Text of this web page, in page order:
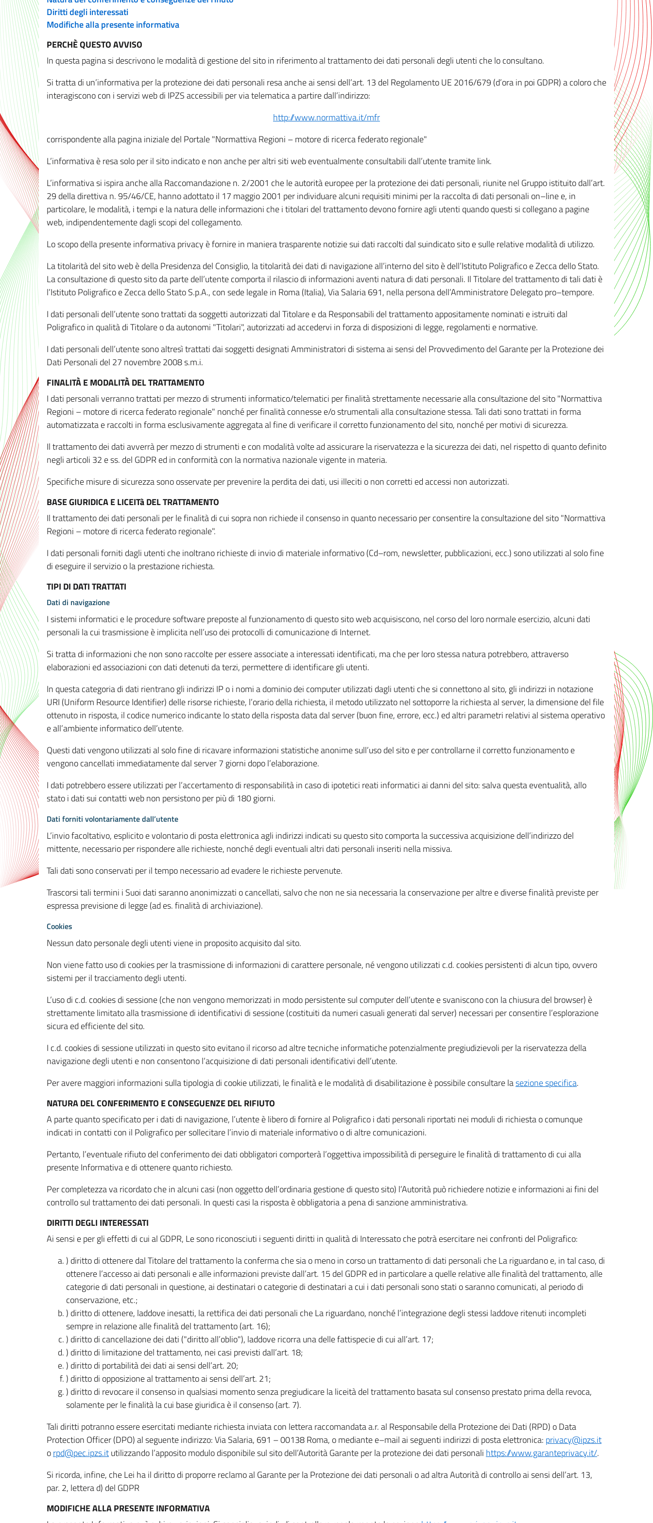
Diritti degli interessati
Modifiche alla presente informativa
PERCHÈ QUESTO AVVISO
In questa pagina si descrivono le modalità di gestione del sito in riferimento al trattamento dei dati personali degli utenti che lo consultano.
Si tratta di un’informativa per la protezione dei dati personali resa anche ai sensi dell’art. 13 del Regolamento UE 2016/679 (d’ora in poi GDPR) a coloro che
interagiscono con i servizi web di IPZS accessibili per via telematica a partire dall’indirizzo:
http://www.normattiva.it/mfr
corrispondente alla pagina iniziale del Portale "Normattiva Regioni – motore di ricerca federato regionale"
L’informativa è resa solo per il sito indicato e non anche per altri siti web eventualmente consultabili dall’utente tramite link.
L’informativa si ispira anche alla Raccomandazione n. 2/2001 che le autorità europee per la protezione dei dati personali, riunite nel Gruppo istituito dall’art.
29 della direttiva n. 95/46/CE, hanno adottato il 17 maggio 2001 per individuare alcuni requisiti minimi per la raccolta di dati personali on–line e, in
particolare, le modalità, i tempi e la natura delle informazioni che i titolari del trattamento devono fornire agli utenti quando questi si collegano a pagine
web, indipendentemente dagli scopi del collegamento.
Lo scopo della presente informativa privacy è fornire in maniera trasparente notizie sui dati raccolti dal suindicato sito e sulle relative modalità di utilizzo.
La titolarità del sito web è della Presidenza del Consiglio, la titolarità dei dati di navigazione all’interno del sito è dell’Istituto Poligrafico e Zecca dello Stato.
La consultazione di questo sito da parte dell’utente comporta il rilascio di informazioni aventi natura di dati personali. Il Titolare del trattamento di tali dati è
l’Istituto Poligrafico e Zecca dello Stato S.p.A., con sede legale in Roma (Italia), Via Salaria 691, nella persona dell’Amministratore Delegato pro–tempore.
I dati personali dell’utente sono trattati da soggetti autorizzati dal Titolare e da Responsabili del trattamento appositamente nominati e istruiti dal
Poligrafico in qualità di Titolare o da autonomi "Titolari", autorizzati ad accedervi in forza di disposizioni di legge, regolamenti e normative.
I dati personali dell’utente sono altresì trattati dai soggetti designati Amministratori di sistema ai sensi del Provvedimento del Garante per la Protezione dei
Dati Personali del 27 novembre 2008 s.m.i.
FINALITÀ E MODALITÀ DEL TRATTAMENTO
I dati personali verranno trattati per mezzo di strumenti informatico/telematici per finalità strettamente necessarie alla consultazione del sito "Normattiva
Regioni – motore di ricerca federato regionale" nonché per finalità connesse e/o strumentali alla consultazione stessa. Tali dati sono trattati in forma
automatizzata e raccolti in forma esclusivamente aggregata al fine di verificare il corretto funzionamento del sito, nonché per motivi di sicurezza.
Il trattamento dei dati avverrà per mezzo di strumenti e con modalità volte ad assicurare la riservatezza e la sicurezza dei dati, nel rispetto di quanto definito
negli articoli 32 e ss. del GDPR ed in conformità con la normativa nazionale vigente in materia.
Specifiche misure di sicurezza sono osservate per prevenire la perdita dei dati, usi illeciti o non corretti ed accessi non autorizzati.
BASE GIURIDICA E LICEITà DEL TRATTAMENTO
Il trattamento dei dati personali per le finalità di cui sopra non richiede il consenso in quanto necessario per consentire la consultazione del sito "Normattiva
Regioni – motore di ricerca federato regionale".
I dati personali forniti dagli utenti che inoltrano richieste di invio di materiale informativo (Cd–rom, newsletter, pubblicazioni, ecc.) sono utilizzati al solo fine
di eseguire il servizio o la prestazione richiesta.
TIPI DI DATI TRATTATI
Dati di navigazione
I sistemi informatici e le procedure software preposte al funzionamento di questo sito web acquisiscono, nel corso del loro normale esercizio, alcuni dati
personali la cui trasmissione è implicita nell’uso dei protocolli di comunicazione di Internet.
Si tratta di informazioni che non sono raccolte per essere associate a interessati identificati, ma che per loro stessa natura potrebbero, attraverso
elaborazioni ed associazioni con dati detenuti da terzi, permettere di identificare gli utenti.
In questa categoria di dati rientrano gli indirizzi IP o i nomi a dominio dei computer utilizzati dagli utenti che si connettono al sito, gli indirizzi in notazione
URI (Uniform Resource Identifier) delle risorse richieste, l’orario della richiesta, il metodo utilizzato nel sottoporre la richiesta al server, la dimensione del file
ottenuto in risposta, il codice numerico indicante lo stato della risposta data dal server (buon fine, errore, ecc.) ed altri parametri relativi al sistema operativo
e all’ambiente informatico dell’utente.
Questi dati vengono utilizzati al solo fine di ricavare informazioni statistiche anonime sull’uso del sito e per controllarne il corretto funzionamento e
vengono cancellati immediatamente dal server 7 giorni dopo l’elaborazione.
I dati potrebbero essere utilizzati per l’accertamento di responsabilità in caso di ipotetici reati informatici ai danni del sito: salva questa eventualità, allo
stato i dati sui contatti web non persistono per più di 180 giorni.
Dati forniti volontariamente dall’utente
L’invio facoltativo, esplicito e volontario di posta elettronica agli indirizzi indicati su questo sito comporta la successiva acquisizione dell’indirizzo del
mittente, necessario per rispondere alle richieste, nonché degli eventuali altri dati personali inseriti nella missiva.
Tali dati sono conservati per il tempo necessario ad evadere le richieste pervenute.
Trascorsi tali termini i Suoi dati saranno anonimizzati o cancellati, salvo che non ne sia necessaria la conservazione per altre e diverse finalità previste per
espressa previsione di legge (ad es. finalità di archiviazione).
Cookies
Nessun dato personale degli utenti viene in proposito acquisito dal sito.
Non viene fatto uso di cookies per la trasmissione di informazioni di carattere personale, né vengono utilizzati c.d. cookies persistenti di alcun tipo, ovvero
sistemi per il tracciamento degli utenti.
L’uso di c.d. cookies di sessione (che non vengono memorizzati in modo persistente sul computer dell’utente e svaniscono con la chiusura del browser) è
strettamente limitato alla trasmissione di identificativi di sessione (costituiti da numeri casuali generati dal server) necessari per consentire l’esplorazione
sicura ed efficiente del sito.
I c.d. cookies di sessione utilizzati in questo sito evitano il ricorso ad altre tecniche informatiche potenzialmente pregiudizievoli per la riservatezza della
navigazione degli utenti e non consentono l’acquisizione di dati personali identificativi dell’utente.
Per avere maggiori informazioni sulla tipologia di cookie utilizzati, le finalità e le modalità di disabilitazione è possibile consultare lasezione specifica.
NATURA DEL CONFERIMENTO E CONSEGUENZE DEL RIFIUTO
A parte quanto specificato per i dati di navigazione, l’utente è libero di fornire al Poligrafico i dati personali riportati nei moduli di richiesta o comunque
indicati in contatti con il Poligrafico per sollecitare l’invio di materiale informativo o di altre comunicazioni.
Pertanto, l’eventuale rifiuto del conferimento dei dati obbligatori comporterà l’oggettiva impossibilità di perseguire le finalità di trattamento di cui alla
presente Informativa e di ottenere quanto richiesto.
Per completezza va ricordato che in alcuni casi (non oggetto dell’ordinaria gestione di questo sito) l’Autorità può richiedere notizie e informazioni ai fini del
controllo sul trattamento dei dati personali. In questi casi la risposta è obbligatoria a pena di sanzione amministrativa.
DIRITTI DEGLI INTERESSATI
Ai sensi e per gli effetti di cui al GDPR, Le sono riconosciuti i seguenti diritti in qualità di Interessato che potrà esercitare nei confronti del Poligrafico:
) diritto di ottenere dal Titolare del trattamento la conferma che sia o meno in corso un trattamento di dati personali che La riguardano e, in tal caso, di
ottenere l’accesso ai dati personali e alle informazioni previste dall’art. 15 del GDPR ed in particolare a quelle relative alle finalità del trattamento, alle
categorie di dati personali in questione, ai destinatari o categorie di destinatari a cui i dati personali sono stati o saranno comunicati, al periodo di
conservazione, etc.;
) diritto di ottenere, laddove inesatti, la rettifica dei dati personali che La riguardano, nonché l’integrazione degli stessi laddove ritenuti incompleti
sempre in relazione alle finalità del trattamento (art. 16);
) diritto di cancellazione dei dati ("diritto all’oblio"), laddove ricorra una delle fattispecie di cui all’art. 17;
) diritto di limitazione del trattamento, nei casi previsti dall’art. 18;
) diritto di portabilità dei dati ai sensi dell’art. 20;
) diritto di opposizione al trattamento ai sensi dell’art. 21;
) diritto di revocare il consenso in qualsiasi momento senza pregiudicare la liceità del trattamento basata sul consenso prestato prima della revoca,
solamente per le finalità la cui base giuridica è il consenso (art. 7).
Tali diritti potranno essere esercitati mediante richiesta inviata con lettera raccomandata a.r. al Responsabile della Protezione dei Dati (RPD) o Data
Protection Officer (DPO) al seguente indirizzo: Via Salaria, 691 – 00138 Roma, o mediante e–mail ai seguenti indirizzi di posta elettronica: privacy@ipzs.it
orpd@pec.ipzs.itutilizzando l’apposito modulo disponibile sul sito dell’Autorità Garante per la protezione dei dati personali https://www.garanteprivacy.it/.
Si ricorda, infine, che Lei ha il diritto di proporre reclamo al Garante per la Protezione dei dati personali o ad altra Autorità di controllo ai sensi dell’art. 13,
par. 2, lettera d) del GDPR
MODIFICHE ALLA PRESENTE INFORMATIVA